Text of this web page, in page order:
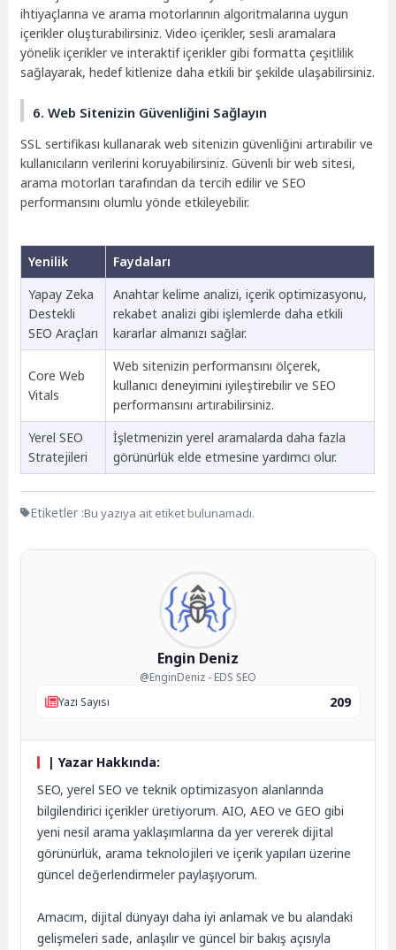
ihtiyaçlarına ve arama motorlarının algoritmalarına uygun
içerikler oluşturabilirsiniz. Video içerikler, sesli aramalara
yönelik içerikler ve interaktif içerikler gibi formatta çeşitlilik
sağlayarak, hedef kitlenize daha etkili bir şekilde ulaşabilirsiniz.
6. Web Sitenizin Güvenliğini Sağlayın
SSL sertifikası kullanarak web sitenizin güvenliğini artırabilir ve
kullanıcıların verilerini koruyabilirsiniz. Güvenli bir web sitesi,
arama motorları tarafından da tercih edilir ve SEO
performansını olumlu yönde etkileyebilir.
Yenilik
Faydaları
Yapay Zeka
Destekli
SEO Araçları
Anahtar kelime analizi, içerik optimizasyonu,
rekabet analizi gibi işlemlerde daha etkili
kararlar almanızı sağlar.
Core Web
Vitals
Web sitenizin performansını ölçerek,
kullanıcı deneyimini iyileştirebilir ve SEO
performansını artırabilirsiniz.
Yerel SEO
Stratejileri
İşletmenizin yerel aramalarda daha fazla
görünürlük elde etmesine yardımcı olur.
Etiketler :Bu yazıya ait etiket bulunamadı.
Engin Deniz
@EnginDeniz - EDS SEO
Yazı Sayısı
209
| Yazar Hakkında:
SEO, yerel SEO ve teknik optimizasyon alanlarında
bilgilendirici içerikler üretiyorum. AIO, AEO ve GEO gibi
yeni nesil arama yaklaşımlarına da yer vererek dijital
görünürlük, arama teknolojileri ve içerik yapıları üzerine
güncel değerlendirmeler paylaşıyorum.
Amacım, dijital dünyayı daha iyi anlamak ve bu alandaki
gelişmeleri sade, anlaşılır ve güncel bir bakış açısıyla